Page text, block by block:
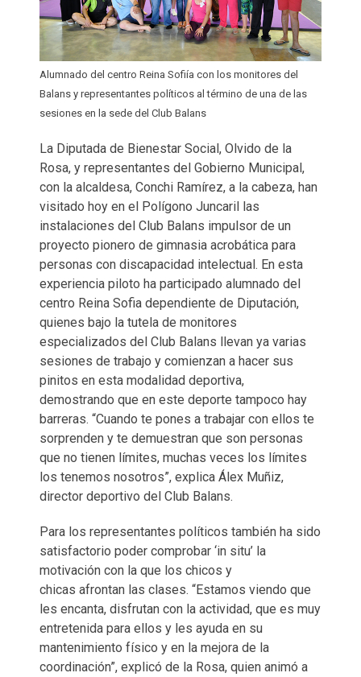
Alumnado del centro Reina Sofiía con los monitores del
Balans y representantes políticos al término de una de las
sesiones en la sede del Club Balans
La Diputada de Bienestar Social, Olvido de la
Rosa, y representantes del Gobierno Municipal,
con la alcaldesa, Conchi Ramírez, a la cabeza, han
visitado hoy en el Polígono Juncaril las
instalaciones del Club Balans impulsor de un
proyecto pionero de gimnasia acrobática para
personas con discapacidad intelectual. En esta
experiencia piloto ha participado alumnado del
centro Reina Sofia dependiente de Diputación,
quienes bajo la tutela de monitores
especializados del Club Balans llevan ya varias
sesiones de trabajo y comienzan a hacer sus
pinitos en esta modalidad deportiva,
demostrando que en este deporte tampoco hay
barreras. “Cuando te pones a trabajar con ellos te
sorprenden y te demuestran que son personas
que no tienen límites, muchas veces los límites
los tenemos nosotros”, explica Álex Muñiz,
director deportivo del Club Balans.
Para los representantes políticos también ha sido
satisfactorio poder comprobar ‘in situ’ la
motivación con la que los chicos y
chicas afrontan las clases. “Estamos viendo que
les encanta, disfrutan con la actividad, que es muy
entretenida para ellos y les ayuda en su
mantenimiento físico y en la mejora de la
coordinación”, explicó de la Rosa, quien animó a